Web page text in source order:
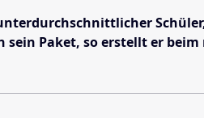
Paket, so erstellt er